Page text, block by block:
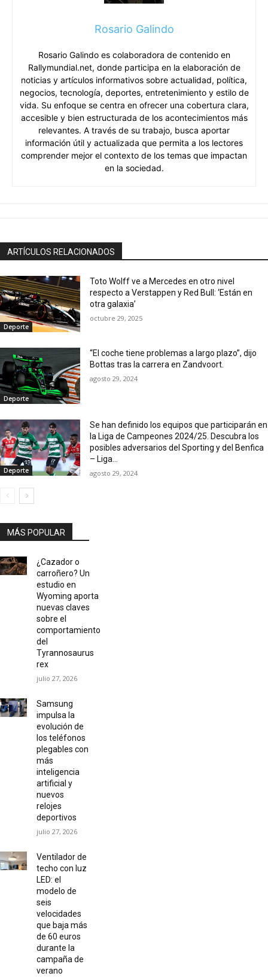
Rosario Galindo
Rosario Galindo es colaboradora de contenido en
Rallymundial.net, donde participa en la elaboración de
noticias y artículos informativos sobre actualidad, política,
negocios, tecnología, deportes, entretenimiento y estilo de
vida. Su enfoque se centra en ofrecer una cobertura clara,
accesible y bien estructurada de los acontecimientos más
relevantes. A través de su trabajo, busca aportar
información útil y actualizada que permita a los lectores
comprender mejor el contexto de los temas que impactan
en la sociedad.
ARTÍCULOS RELACIONADOS
Deporte
Toto Wolff ve a Mercedes en otro nivel
respecto a Verstappen y Red Bull: ‘Están en
otra galaxia’
octubre 29, 2025
Deporte
“El coche tiene problemas a largo plazo”, dijo
Bottas tras la carrera en Zandvoort.
agosto 29, 2024
Deporte
Se han definido los equipos que participarán en
la Liga de Campeones 2024/25. Descubra los
posibles adversarios del Sporting y del Benfica
– Liga...
agosto 29, 2024
MÁS POPULAR
¿Cazador o
carroñero? Un
estudio en
Wyoming aporta
nuevas claves
sobre el
comportamiento
del
Tyrannosaurus
rex
julio 27, 2026
Samsung
impulsa la
evolución de
los teléfonos
plegables con
más
inteligencia
artificial y
nuevos
relojes
deportivos
julio 27, 2026
Ventilador de
techo con luz
LED: el
modelo de
seis
velocidades
que baja más
de 60 euros
durante la
campaña de
verano